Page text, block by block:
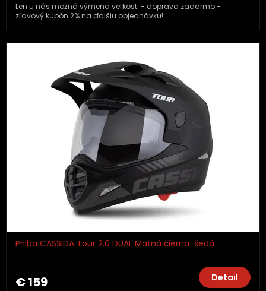
Len u nás možná výmena veľkosti - doprava zadarmo -
zľavový kupón 2% na ďalšiu objednávku!
Prilba CASSIDA Tour 2.0 DUAL Matná čierna-šedá
€ 159 Detail